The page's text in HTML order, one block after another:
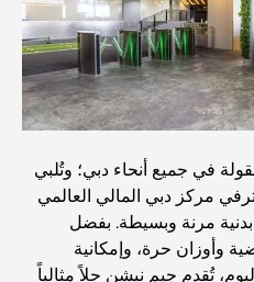
عالمي لتكاليف المعيشة
للتسوق والترفيه
في جميع أنحاء دبي؛ وتُلبي
مركز دبي المالي العالمي
بدنية مرنة وبسيطة. بفضل
وأوزان حرة، وإمكانية
تُقدم جيم نيشن حلاً مثالياً